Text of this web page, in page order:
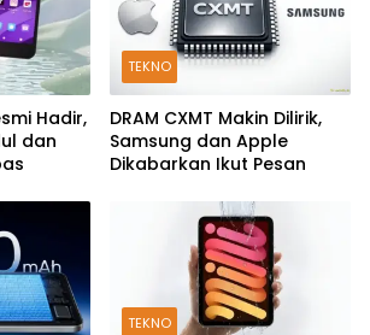
Hadir,
dan
TEKNO
DRAM CXMT Makin Dilirik,
Samsung dan Apple
Dikabarkan Ikut Pesan
TEKNO